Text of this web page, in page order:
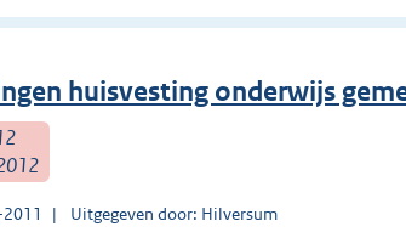
huisvesting onderwijs
Uitgegeven door: Hilversum